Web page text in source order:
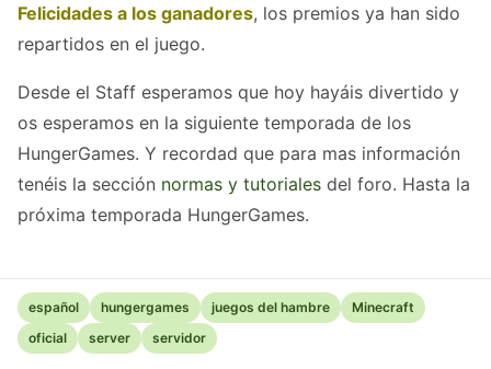
Felicidades a los ganadores, los premios ya han sido
repartidos en el juego.
Desde el Staff esperamos que hoy hayáis divertido y
os esperamos en la siguiente temporada de los
HungerGames. Y recordad que para mas información
tenéis la sección normas y tutoriales del foro. Hasta la
próxima temporada HungerGames.
español hungergames juegos del hambre
Minecraft
oficial
server servidor